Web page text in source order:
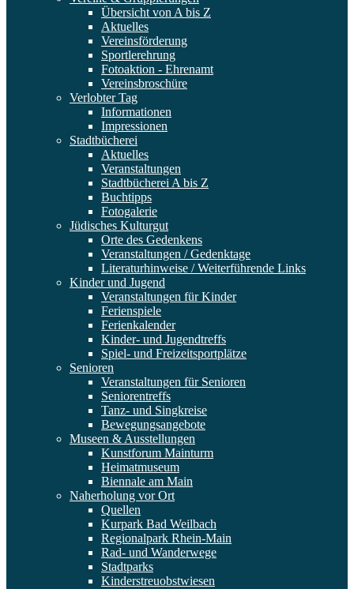
Übersicht von A bis Z
Aktuelles
Vereinsförderung
Sportlerehrung
Fotoaktion - Ehrenamt
Vereinsbroschüre
Verlobter Tag
Informationen
Impressionen
Stadtbücherei
Aktuelles
Veranstaltungen
Stadtbücherei A bis Z
Buchtipps
Fotogalerie
Jüdisches Kulturgut
Orte des Gedenkens
Veranstaltungen / Gedenktage
Literaturhinweise / Weiterführende Links
Kinder und Jugend
Veranstaltungen für Kinder
Ferienspiele
Ferienkalender
Kinder- und Jugendtreffs
Spiel- und Freizeitsportplätze
Senioren
Veranstaltungen für Senioren
Seniorentreffs
Tanz- und Singkreise
Bewegungsangebote
Museen & Ausstellungen
Kunstforum Mainturm
Heimatmuseum
Biennale am Main
Naherholung vor Ort
Quellen
Kurpark Bad Weilbach
Regionalpark Rhein-Main
Rad- und Wanderwege
Stadtparks
Kinderstreuobstwiesen